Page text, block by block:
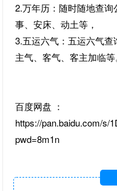
2.万年历：随时随地查
事、安床、动土等，
3.五运六气：五运六气查
主气、客气、客主加临等
百度网盘 ：
https://pan.baidu.com/s/
pwd=8m1n